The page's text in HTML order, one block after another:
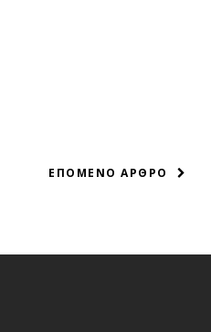
ΕΠΟΜΕΝΟ ΑΡΘΡΟ